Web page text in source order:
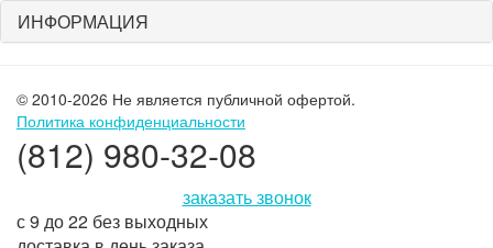
ИНФОРМАЦИЯ
© 2010-2026 Не является публичной офертой.
Политика конфиденциальности
(812) 980-32-08
заказать звонок
с 9 до 22 без выходных